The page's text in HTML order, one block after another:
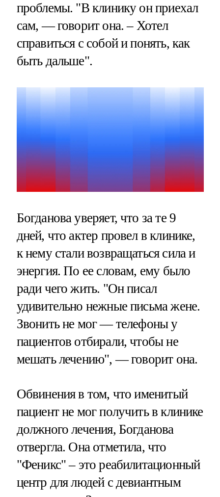
проблемы. "В клинику он приехал
сам, — говорит она. – Хотел
справиться с собой и понять, как
быть дальше".
Богданова уверяет, что за те 9
дней, что актер провел в клинике,
к нему стали возвращаться сила и
энергия. По ее словам, ему было
ради чего жить. "Он писал
удивительно нежные письма жене.
Звонить не мог — телефоны у
пациентов отбирали, чтобы не
мешать лечению", — говорит она.
Обвинения в том, что именитый
пациент не мог получить в клинике
должного лечения, Богданова
отвергла. Она отметила, что
"Феникс" – это реабилитационный
центр для людей с девиантным